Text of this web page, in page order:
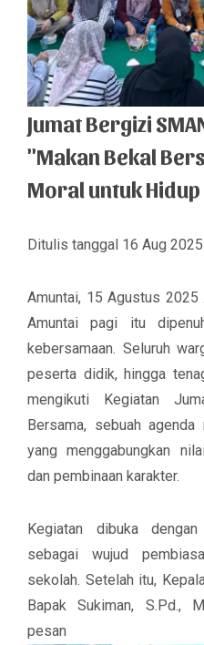
Jumat Bergizi
"Makan Bekal
Moral untuk Hidup
Ditulis tanggal 16 Aug
Amuntai, 15 Agustus 2025
Amuntai pagi itu
kebersamaan. Seluruh
peserta didik, hingga
mengikuti Kegiatan
Bersama, sebuah
yang menggabungkan
dan pembinaan karakter.
Kegiatan dibuka dengan
sebagai wujud
sekolah. Setelah itu,
Bapak Sukiman, S.Pd.,
pesan